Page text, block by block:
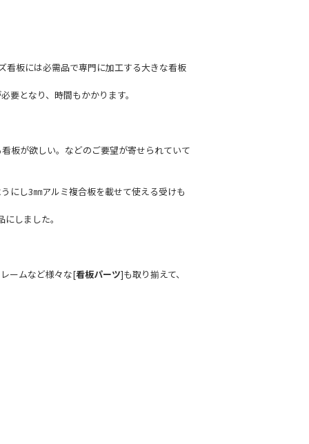
看板には必需品で専門に加工する大きな看板
となり、時間もかかります。
板が欲しい。などのご要望が寄せられていて
にし3㎜アルミ複合板を載せて使える受けも
しました。
ームなど様々な[看板パーツ]も取り揃えて、